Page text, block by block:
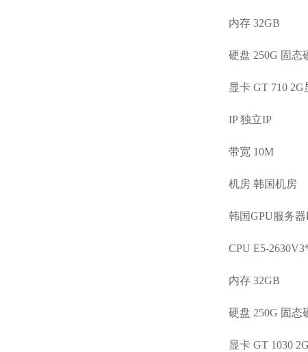
内存 32GB
硬盘 250G 固态
显卡 GT 710 2G
IP 独立IP
带宽 10M
机房 韩国机房
韩国GPU服务器
CPU E5-
内存 32GB
硬盘 250G 固态
显卡 GT 1030